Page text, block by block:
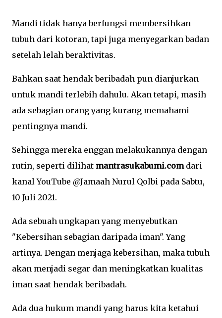
Mandi tidak hanya berfungsi membersihkan
tubuh dari kotoran, tapi juga menyegarkan badan
setelah lelah beraktivitas.
Bahkan saat hendak beribadah pun dianjurkan
untuk mandi terlebih dahulu. Akan tetapi, masih
ada sebagian orang yang kurang memahami
pentingnya mandi.
Sehingga mereka enggan melakukannya dengan
rutin, seperti dilihat mantrasukabumi.comdari
kanal YouTube @Jamaah Nurul Qolbi pada Sabtu,
10 Juli 2021.
Ada sebuah ungkapan yang menyebutkan
"Kebersihan sebagian daripada iman". Yang
artinya. Dengan menjaga kebersihan, maka tubuh
akan menjadi segar dan meningkatkan kualitas
iman saat hendak beribadah.
Ada dua hukum mandi yang harus kita ketahui